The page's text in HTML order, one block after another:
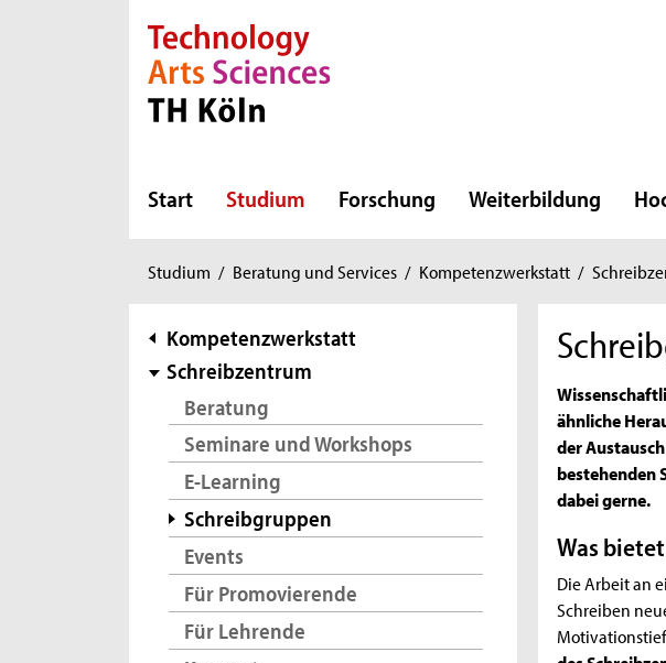
Direkt zur Hauptnavigation
Direkt zur Subnavigation
Direkt zum Inhalt
Direkt zum Fußbereich
Start Studium Forschung Weiterbildung
Sie
hier:
Studium / Beratung und Services / Kompetenzwerkstatt /
Subnavigation
Kompetenzwerkstatt
Schreibzentrum
Beratung
Seminare und Workshops
E-Learning
Schreibgruppen
Events
Für Promovierende
Für Lehrende
ähnliche
der
bestehenden
dabei gerne.
Was
Die Arbeit an
Schreiben